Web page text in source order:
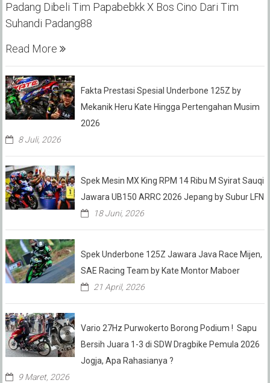
Padang Dibeli Tim Papabebkk X Bos Cino Dari Tim
Suhandi Padang88
Read More
Fakta Prestasi Spesial Underbone 125Z by
Mekanik Heru Kate Hingga Pertengahan Musim
2026
8 Juli, 2026
Spek Mesin MX King RPM 14 Ribu M Syirat Sauqi
Jawara UB150 ARRC 2026 Jepang by Subur LFN
18 Juni, 2026
Spek Underbone 125Z Jawara Java Race Mijen,
SAE Racing Team by Kate Montor Maboer
21 April, 2026
Vario 27Hz Purwokerto Borong Podium ! Sapu
Bersih Juara 1-3 di SDW Dragbike Pemula 2026
Jogja, Apa Rahasianya ?
9 Maret, 2026